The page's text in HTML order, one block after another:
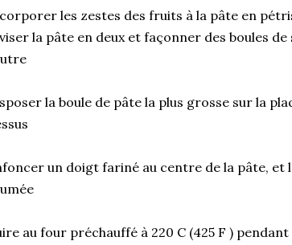
les zestes des fruits à la pâte en
la pâte en deux et façonner des boules
la boule de pâte la plus grosse sur la
un doigt fariné au centre de la pâte, et
au four préchauffé à 220 C (425 F )